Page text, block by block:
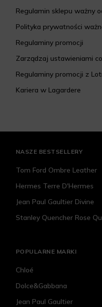
Regulamin sklepu ważny
Polityka prywatności
Regulaminy promocji
Zarządzaj ustawieniami
Regulaminy promocji z
Kariera w Lagardere
NASZE BESTSELLERY
Tom Ford Ombre Leather
Hermes Terre D'Hermes
Jean Paul Gaultier Divine
Stanley Quencher Rose
POPULARNE MARKI
Chloé
Dolce&Gabbana
Jean Paul Gaultier